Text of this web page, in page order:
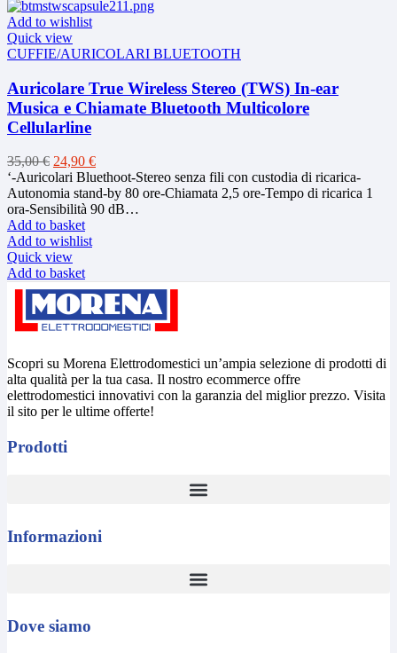
Add to wishlist
Quick view
CUFFIE/AURICOLARI BLUETOOTH
Auricolare True Wireless Stereo (TWS) In-ear
Musica e Chiamate Bluetooth Multicolore
Cellularline
35,00€ Original
price
was:
35,00 €.
24,90 €Current
price
is:
24,90 €.
‘-Auricolari Bluethoot-Stereo senza fili con custodia di ricarica-
Autonomia stand-by 80 ore-Chiamata 2,5 ore-Tempo di ricarica 1
ora-Sensibilità 90 dB…
Add to basket
Add to wishlist
Quick view
Add to basket
Scopri su Morena Elettrodomestici un’ampia selezione di prodotti di
alta qualità per la tua casa. Il nostro ecommerce offre
elettrodomestici innovativi con la garanzia del miglior prezzo. Visita
il sito per le ultime offerte!
Prodotti
Informazioni
Dove siamo